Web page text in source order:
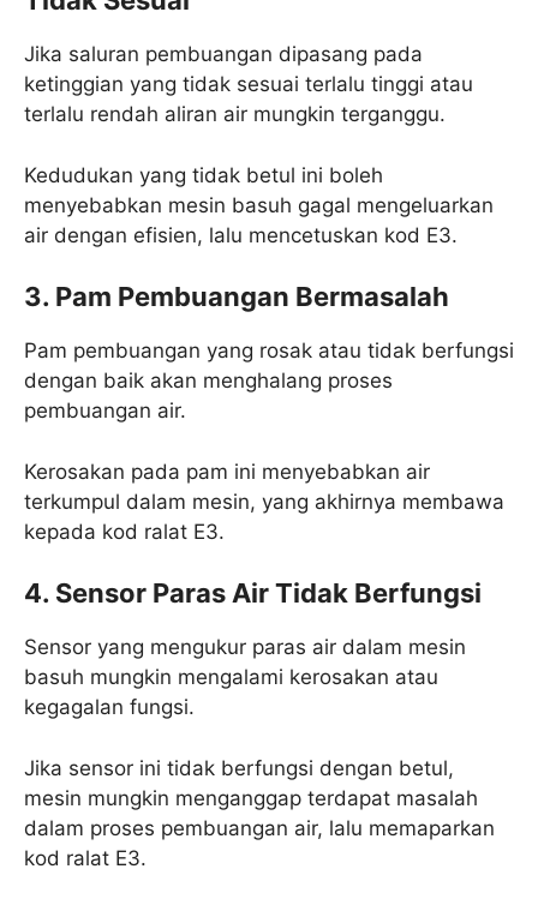
Jika saluran pembuangan dipasang pada
ketinggian yang tidak sesuai terlalu tinggi atau
terlalu rendah aliran air mungkin terganggu.
Kedudukan yang tidak betul ini boleh
menyebabkan mesin basuh gagal mengeluarkan
air dengan efisien, lalu mencetuskan kod E3.
3. Pam Pembuangan Bermasalah
Pam pembuangan yang rosak atau tidak berfungsi
dengan baik akan menghalang proses
pembuangan air.
Kerosakan pada pam ini menyebabkan air
terkumpul dalam mesin, yang akhirnya membawa
kepada kod ralat E3.
4. Sensor Paras Air Tidak Berfungsi
Sensor yang mengukur paras air dalam mesin
basuh mungkin mengalami kerosakan atau
kegagalan fungsi.
Jika sensor ini tidak berfungsi dengan betul,
mesin mungkin menganggap terdapat masalah
dalam proses pembuangan air, lalu memaparkan
kod ralat E3.